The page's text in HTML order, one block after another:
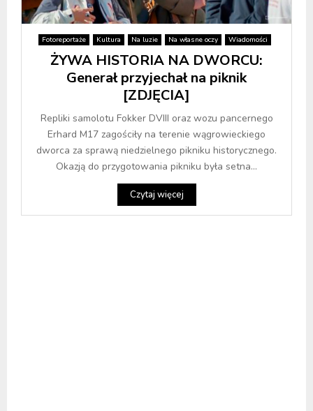
Fotoreportaże Kultura Na luzie Na własne oczy Wiadomości
ŻYWA HISTORIA NA DWORCU:
Generał przyjechał na piknik
[ZDJĘCIA]
Repliki samolotu Fokker DVIII oraz wozu pancernego
Erhard M17 zagościły na terenie wągrowieckiego
dworca za sprawą niedzielnego pikniku historycznego.
Okazją do przygotowania pikniku była setna...
Czytaj więcej